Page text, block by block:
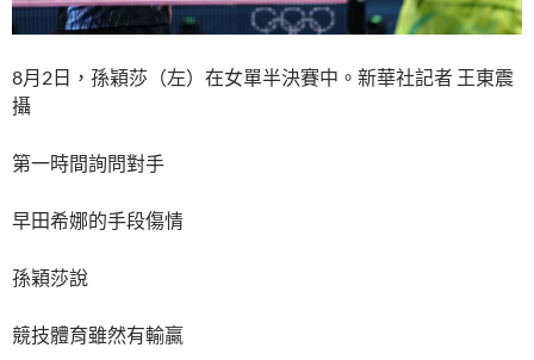
8月2日，孫穎莎（左）在女單半決賽中。新華社記者 王東震
攝
第一時間詢問對手
早田希娜的手段傷情
孫穎莎說
競技體育雖然有輸贏